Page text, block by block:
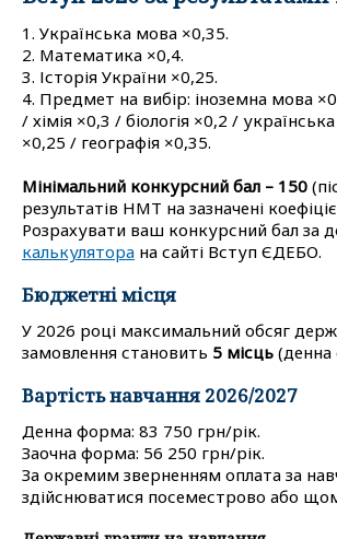
1. Українська мова ×0,35.
2. Математика ×0,4.
3. Історія України ×0,25.
4. Предмет на вибір: іноземна мова
/ хімія ×0,3 / біологія ×0,2 /
×0,25 / географія ×0,35.
Мінімальний конкурсний бал – 150
результатів НМТ на зазначені
Розрахувати ваш конкурсний бал за
калькулятора на сайті Вступ ЄДЕБО.
Бюджетні місця
У 2026 році максимальний обсяг
замовлення становить 5 місць
Вартість навчання 2026/2027
Денна форма: 83 750 грн/рік.
Заочна форма: 56 250 грн/рік.
За окремим зверненням оплата за
здійснюватися посеместрово або